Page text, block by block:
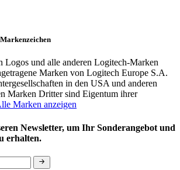
Logos und alle anderen Logitech-Marken
Marken von Logitech Europe S.A.
in den USA und anderen
Marken Dritter sind Eigentum ihrer
Marken anzeigen
Newsletter, um Ihr Sonderangebot und
erhalten.